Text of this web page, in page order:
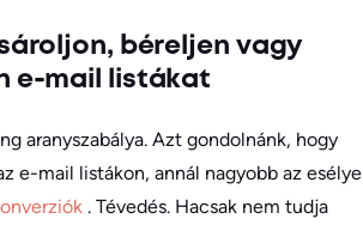
béreljen vagy
e-mail listákat
aranyszabálya. Azt gondolnánk, hogy
e-mail listákon, annál nagyobb az esélye
. Tévedés. Hacsak nem tudja